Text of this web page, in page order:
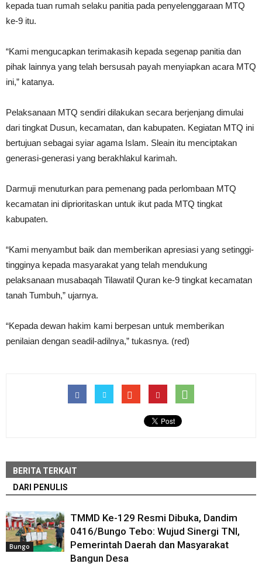
kepada tuan rumah selaku panitia pada penyelenggaraan MTQ
ke-9 itu.
“Kami mengucapkan terimakasih kepada segenap panitia dan
pihak lainnya yang telah bersusah payah menyiapkan acara MTQ
ini,” katanya.
Pelaksanaan MTQ sendiri dilakukan secara berjenjang dimulai
dari tingkat Dusun, kecamatan, dan kabupaten. Kegiatan MTQ ini
bertujuan sebagai syiar agama Islam. Sleain itu menciptakan
generasi-generasi yang berakhlakul karimah.
Darmuji menuturkan para pemenang pada perlombaan MTQ
kecamatan ini diprioritaskan untuk ikut pada MTQ tingkat
kabupaten.
“Kami menyambut baik dan memberikan apresiasi yang setinggi-
tingginya kepada masyarakat yang telah mendukung
pelaksanaan musabaqah Tilawatil Quran ke-9 tingkat kecamatan
tanah Tumbuh,” ujarnya.
“Kepada dewan hakim kami berpesan untuk memberikan
penilaian dengan seadil-adilnya,” tukasnya. (red)
BERITA TERKAIT
DARI PENULIS
Bungo
TMMD Ke-129 Resmi Dibuka, Dandim
0416/Bungo Tebo: Wujud Sinergi TNI,
Pemerintah Daerah dan Masyarakat
Bangun Desa